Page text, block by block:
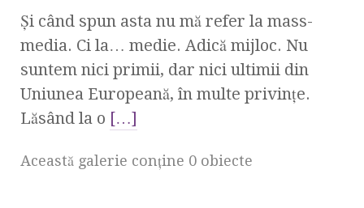
Şi când spun asta nu mă refer la mass-
media. Ci la… medie. Adică mijloc. Nu
suntem nici primii, dar nici ultimii din
Uniunea Europeană, în multe privinţe.
Lăsând la o […]
Această galerie conţine 0 obiecte